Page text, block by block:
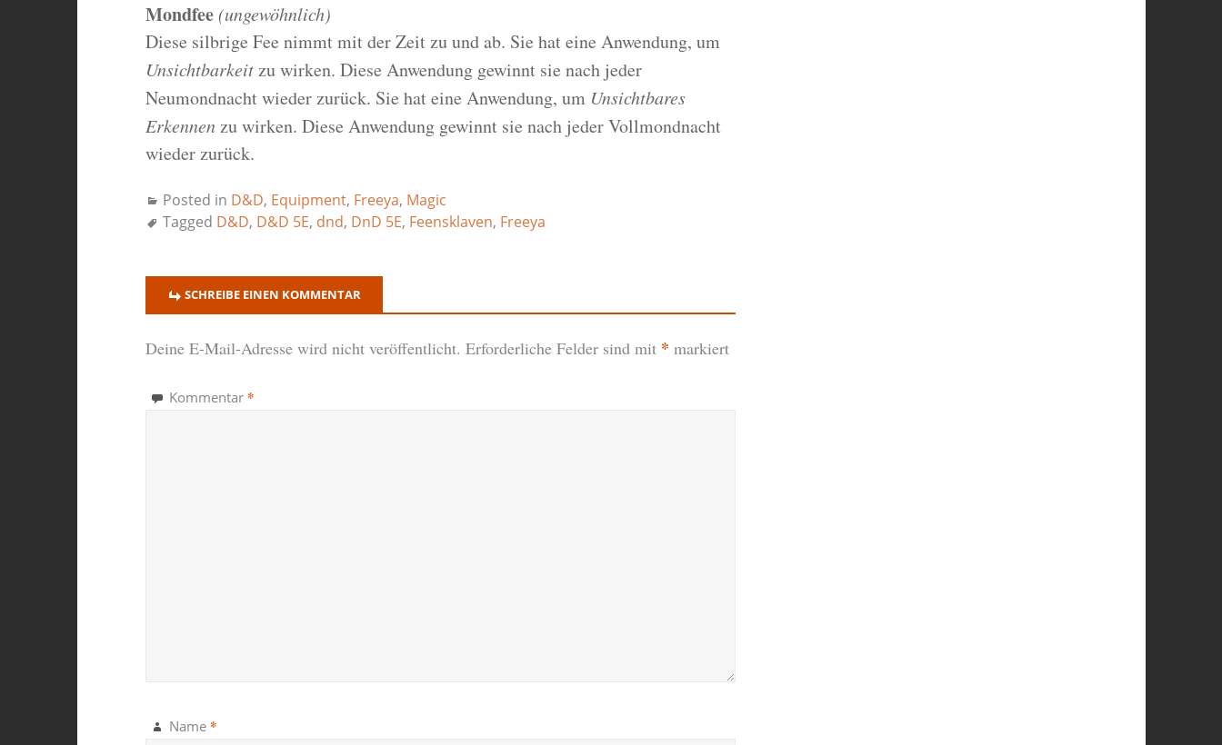
Mondfee (ungewöhnlich)
Diese silbrige Fee nimmt mit der Zeit zu und ab. Sie hat eine Anwendung, um
Unsichtbarkeitzu wirken. Diese Anwendung gewinnt sie nach jeder
Neumondnacht wieder zurück. Sie hat eine Anwendung, um Unsichtbares
Erkennenzu wirken. Diese Anwendung gewinnt sie nach jeder Vollmondnacht
wieder zurück.
Posted in D&D, Equipment, Freeya, Magic
Tagged D&D, D&D 5E, dnd, DnD 5E, Feensklaven, Freeya
SCHREIBE EINEN KOMMENTAR
Deine E-Mail-Adresse wird nicht veröffentlicht. Erforderliche Felder sind mit * markiert
Kommentar *
Name *